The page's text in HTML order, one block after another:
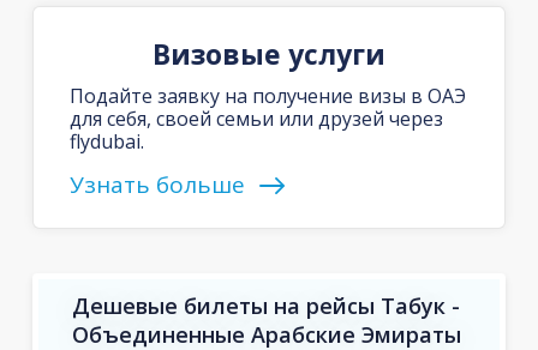
Визовые услуги
Подайте заявку на получение визы в ОАЭ
для себя, своей семьи или друзей через
flydubai.
Узнать больше
Дешевые билеты на рейсы Табук -
Объединенные Арабские Эмираты